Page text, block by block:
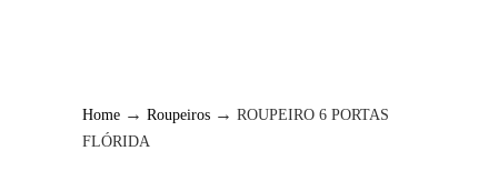
Home → Roupeiros → ROUPEIRO 6 PORTAS
FLÓRIDA